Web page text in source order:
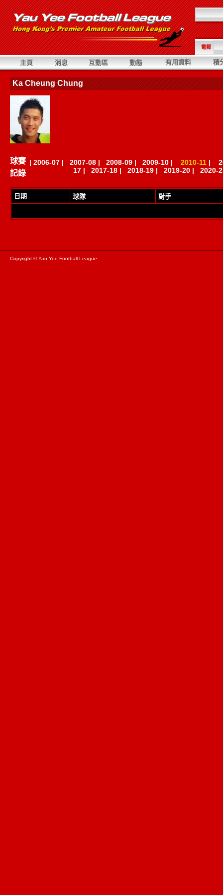
電郵
主頁 消息 互動區 動態 有用資料 積
Ka Cheung Chung
球賽
記錄
| 2006-07 | 2007-08 | 2008-09 | 2009-10 | 2010-11 |
17 | 2017-18 | 2018-19 | 2019-20 | 2020-
日期 球隊 對手
Copyright © Yau Yee Football League